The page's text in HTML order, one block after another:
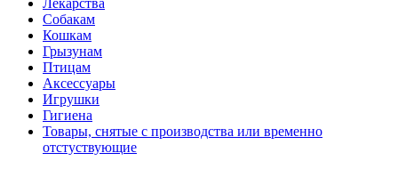
Лекарства
Собакам
Кошкам
Грызунам
Птицам
Аксессуары
Игрушки
Гигиена
Товары, снятые с производства или временно
отстуствующие